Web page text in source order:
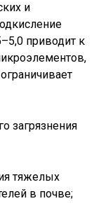
и
приводит к
загрязнения
тяжелых
в почве;